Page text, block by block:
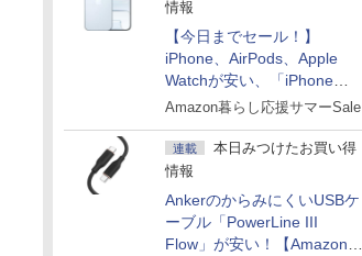
情報
【今日までセール！】
iPhone、AirPods、Apple
Watchが安い、「iPhone
Air」256GB版が139,800円な
Amazon暮らし応援サマーSale
連載
本日みつけたお買い得
情報
AnkerのからみにくいUSBケ
ーブル「PowerLine III
Flow」が安い！【Amazon暮